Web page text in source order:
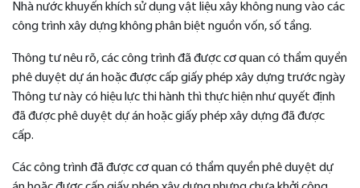
Nhà nước khuyến khích sử dụng vật liệu xây không nung vào các
công trình xây dựng không phân biệt nguồn vốn, số tầng.
Thông tư nêu rõ, các công trình đã được cơ quan có thẩm quyền
phê duyệt dự án hoặc được cấp giấy phép xây dựng trước ngày
Thông tư này có hiệu lực thi hành thì thực hiện như quyết định
đã được phê duyệt dự án hoặc giấy phép xây dựng đã được
cấp.
Các công trình đã được cơ quan có thẩm quyền phê duyệt dự